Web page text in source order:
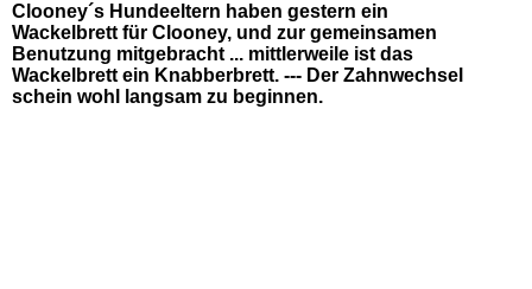
Clooney´s Hundeeltern haben gestern ein
Wackelbrett für Clooney, und zur gemeinsamen
Benutzung mitgebracht ... mittlerweile ist das
Wackelbrett ein Knabberbrett. --- Der Zahnwechsel
schein wohl langsam zu beginnen.